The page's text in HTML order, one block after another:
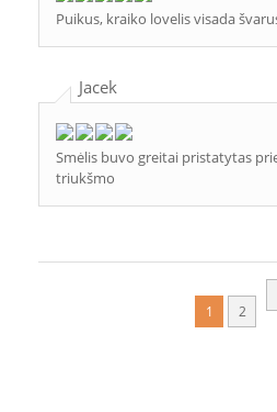
Puikus, kraiko lovelis visada
Jacek
Smėlis buvo greitai pristatytas
triukšmo
1 2